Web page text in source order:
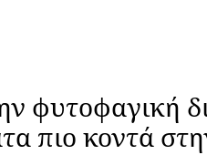
φυτοφαγική
πιο κοντά